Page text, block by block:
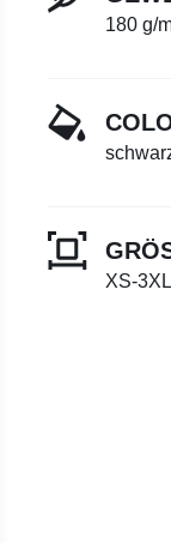
180 g/
XS-3XL